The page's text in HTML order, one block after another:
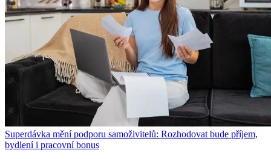
Superdávka mění podporu samoživitelů: Rozhodovat bude příjem,
bydlení i pracovní bonus